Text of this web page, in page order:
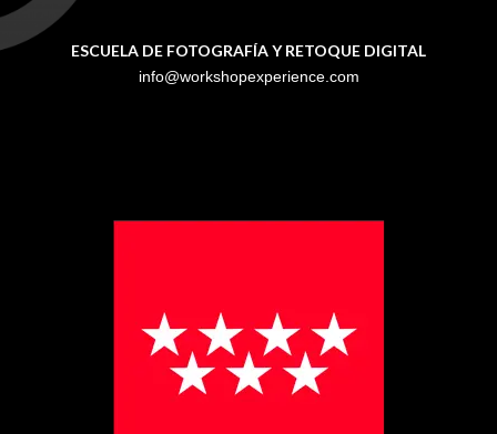
ESCUELA DE FOTOGRAFÍA Y RETOQUE DIGITAL
info@workshopexperience.com